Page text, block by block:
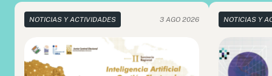
NOTICIAS Y ACTIVIDADES 3 AGO 2026 NOTICIAS Y